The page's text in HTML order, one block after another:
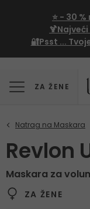
⭐ - 30 %
🍹Najveći
🔐Psst ...
ZA ŽENE
Revlon
Maskara za
ZA ŽENE